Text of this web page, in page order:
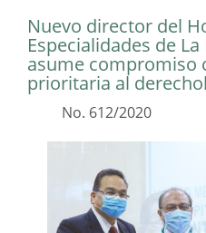
Nuevo director del
Especialidades de
asume compromiso
prioritaria al
No. 612/2020